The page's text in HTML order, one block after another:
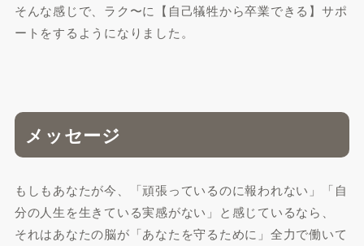
そんな感じで、ラク〜に【自己犠牲から卒業できる】サポ
ートをするようになりました。
メッセージ
もしもあなたが今、「頑張っているのに報われない」「自
分の人生を生きている実感がない」と感じているなら、
それはあなたの脳が「あなたを守るために」全力で働いて